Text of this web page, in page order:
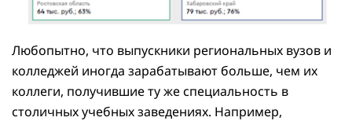
Любопытно, что выпускники региональных вузов и
колледжей иногда зарабатывают больше, чем их
коллеги, получившие ту же специальность в
столичных учебных заведениях. Например,